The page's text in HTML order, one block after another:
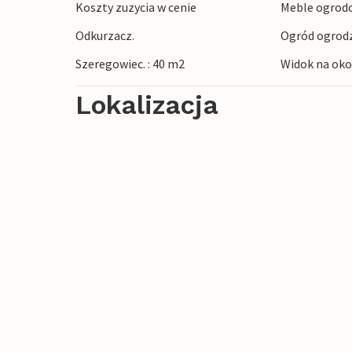
wzgórz. Możesz także zaplanować
pięknych piaszczystych plaż, gdzie
wspaniałe zachody słońca.
Koszty zuzycia w cenie Meble
Odkurzacz.
Ogród
Szeregowiec. : 40 m2
Widok na
Lokalizacja